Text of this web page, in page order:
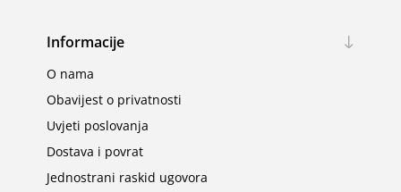
Informacije
O nama
Obavijest o privatnosti
Uvjeti poslovanja
Dostava i povrat
Jednostrani raskid ugovora